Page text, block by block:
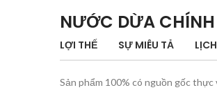
NƯỚC DỪA
LỢI THẾ SỰ MIÊU TẢ
Sản phẩm 100% có nguồn gốc